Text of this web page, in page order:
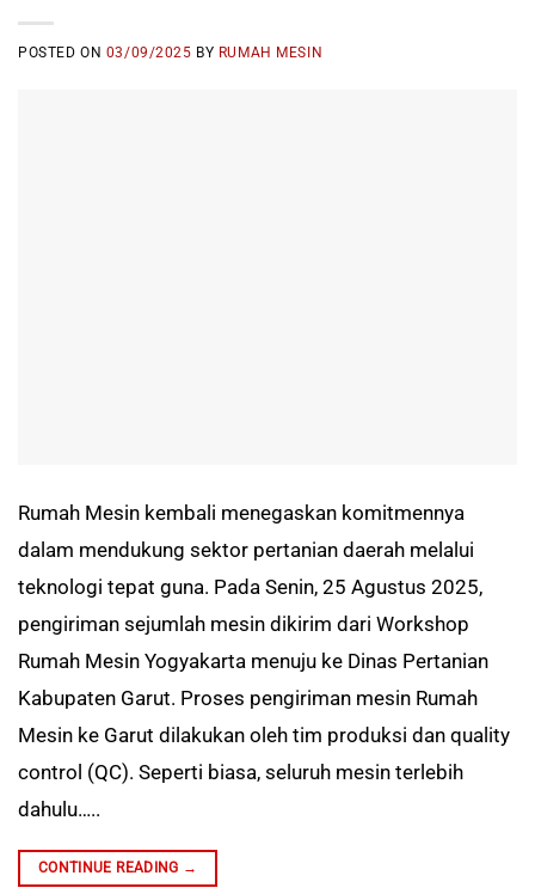
POSTED ON 03/09/2025 BY RUMAH MESIN
Rumah Mesin kembali menegaskan komitmennya
dalam mendukung sektor pertanian daerah melalui
teknologi tepat guna. Pada Senin, 25 Agustus 2025,
pengiriman sejumlah mesin dikirim dari Workshop
Rumah Mesin Yogyakarta menuju ke Dinas Pertanian
Kabupaten Garut. Proses pengiriman mesin Rumah
Mesin ke Garut dilakukan oleh tim produksi dan quality
control (QC). Seperti biasa, seluruh mesin terlebih
dahulu…..
CONTINUE READING →